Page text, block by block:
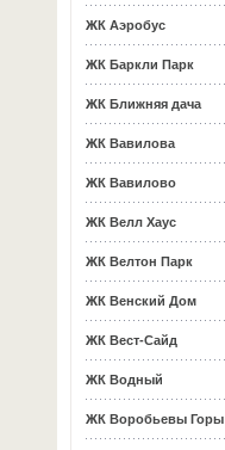
ЖК Аэробус
ЖК Баркли Парк
ЖК Ближняя дача
ЖК Вавилова
ЖК Вавилово
ЖК Велл Хаус
ЖК Велтон Парк
ЖК Венский Дом
ЖК Вест-Сайд
ЖК Водный
ЖК Воробьевы Горы